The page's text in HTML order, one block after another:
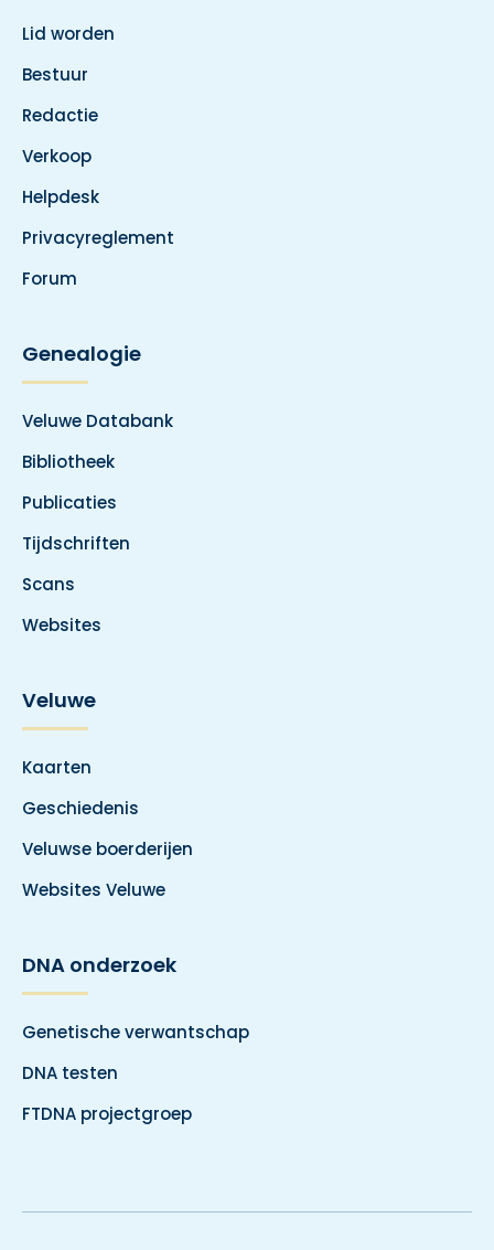
Lid worden
Bestuur
Redactie
Verkoop
Helpdesk
Privacyreglement
Forum
Genealogie
Veluwe Databank
Bibliotheek
Publicaties
Tijdschriften
Scans
Websites
Veluwe
Kaarten
Geschiedenis
Veluwse boerderijen
Websites Veluwe
DNA onderzoek
Genetische verwantschap
DNA testen
FTDNA projectgroep